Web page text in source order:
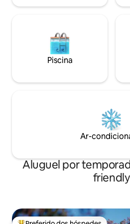
Piscina
Ar-
Aluguel por
friendly